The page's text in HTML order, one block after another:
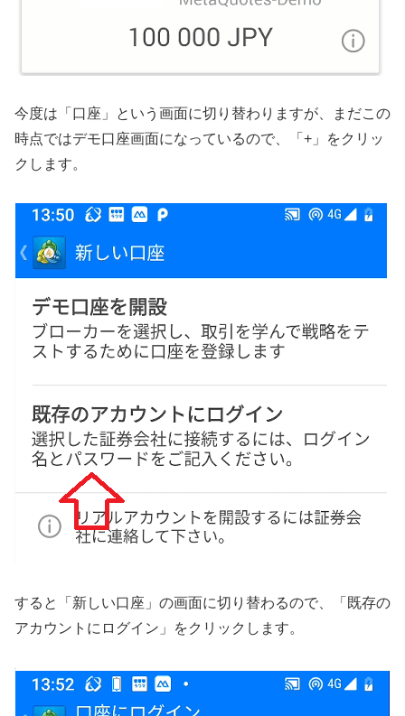
今度は「口座」という画面に切り替わりますが、まだこの
時点ではデモ口座画面になっているので、「+」をクリッ
クします。
すると「新しい口座」の画面に切り替わるので、「既存の
アカウントにログイン」をクリックします。